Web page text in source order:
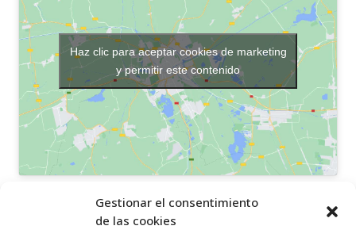
Gestionar el consentimiento
de las cookies
Haz clic para aceptar cookies de marketing
y permitir este contenido
OTROS ENLACES